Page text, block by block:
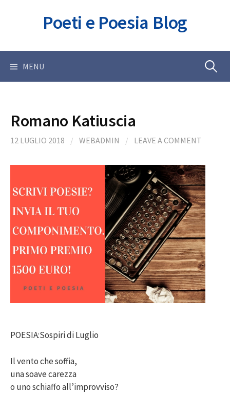
Poeti e Poesia Blog
MENU Ricerca
Romano Katiuscia
12 LUGLIO 2018 / WEBADMIN / LEAVE A COMMENT
POESIA:Sospiri di Luglio
Il vento che soffia,
una soave carezza
o uno schiaffo all’improvviso?